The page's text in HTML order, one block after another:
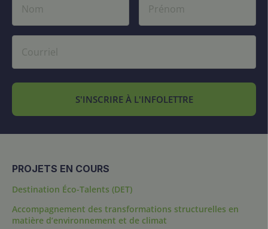
S'INSCRIRE À L'INFOLETTRE
PROJETS EN COURS
Destination Éco-Talents (DET)
Accompagnement des transformations structurelles en
matière d’environnement et de climat